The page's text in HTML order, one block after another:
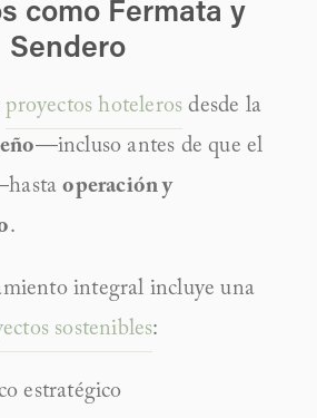
como Fermata y
Sendero
proyectos hoteleros desde la
—incluso antes de que el
operación y
.
sostenibles:
estratégico